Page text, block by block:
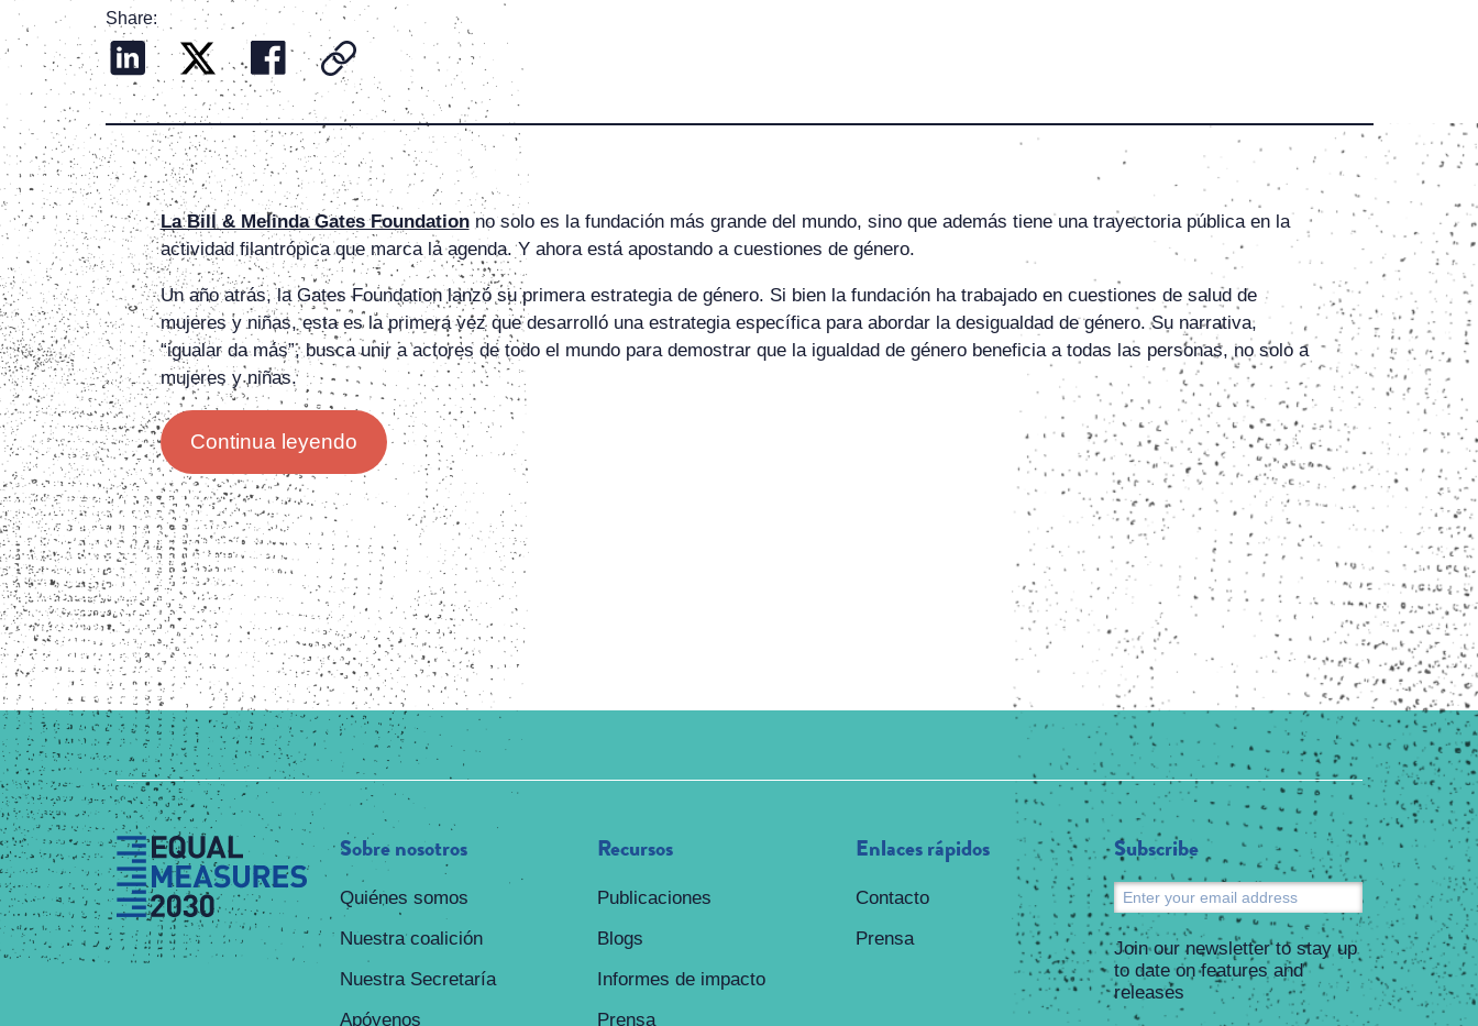
Share:
La Bill & Melinda Gates Foundationno solo es la fundación más grande del mundo, sino que además tiene una trayectoria pública en la
actividad filantrópica que marca la agenda. Y ahora está apostando a cuestiones de género.
Un año atrás, la Gates Foundation lanzó su primera estrategia de género. Si bien la fundación ha trabajado en cuestiones de salud de
mujeres y niñas, esta es la primera vez que desarrolló una estrategia específica para abordar la desigualdad de género. Su narrativa,
“igualar da más”, busca unir a actores de todo el mundo para demostrar que la igualdad de género beneficia a todas las personas, no solo a
mujeres y niñas.
Continua leyendo
Sobre nosotros
Quiénes somos
Nuestra coalición
Nuestra Secretaría
Apóyenos
Recursos
Publicaciones
Blogs
Informes de impacto
Prensa
Enlaces rápidos
Contacto
Prensa
Subscribe
Submit
Join our newsletter to stay up
to date on features and
releases